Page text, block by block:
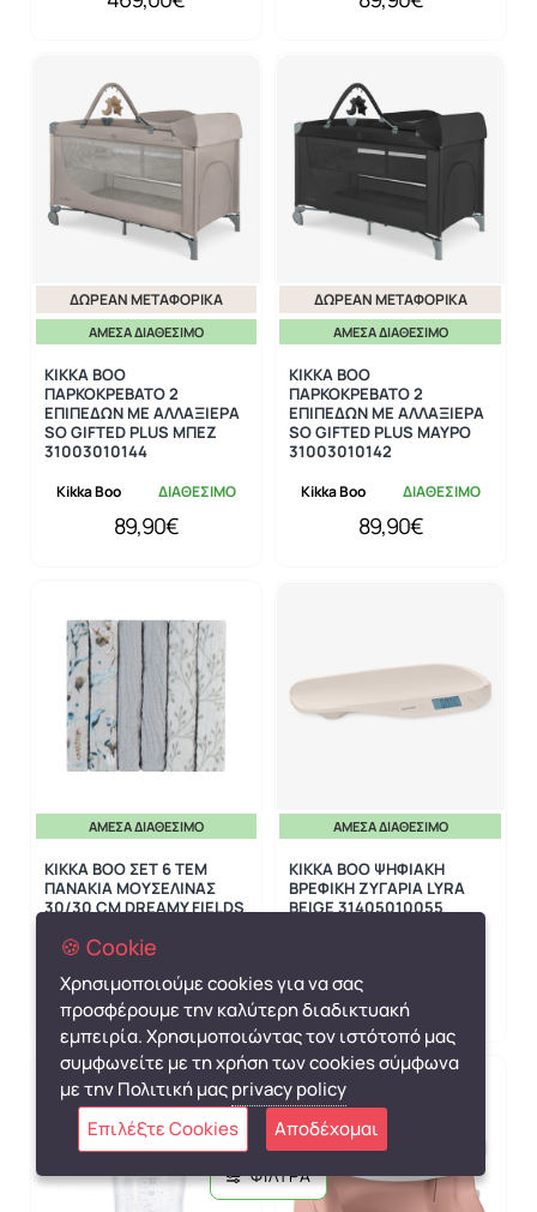
ΆΜΕΣΑ ΔΙΑΘΈΣΙΜΟ
ΔΩΡΕΆΝ ΜΕΤΑΦΟΡΙΚΆ
Kikka Boo ΔΙΑΘΕΣΙΜΟ
KIKKA BOO
ΠΑΡΚΟΚΡΕΒΑΤΟ 2
ΕΠΙΠΕΔΩΝ ΜΕ ΑΛΛΑΞΙΕΡΑ
SO GIFTED PLUS ΜΠΕΖ
31003010144
89,90€
ΆΜΕΣΑ ΔΙΑΘΈΣΙΜΟ
ΔΩΡΕΆΝ ΜΕΤΑΦΟΡΙΚΆ
Kikka Boo ΔΙΑΘΕΣΙΜΟ
KIKKA BOO
ΠΑΡΚΟΚΡΕΒΑΤΟ 2
ΕΠΙΠΕΔΩΝ ΜΕ ΑΛΛΑΞΙΕΡΑ
SO GIFTED PLUS ΜΑΥΡΟ
31003010142
89,90€
ΆΜΕΣΑ ΔΙΑΘΈΣΙΜΟ
KIKKA BOO ΣΕΤ 6 ΤΕΜ
ΠΑΝΑΚΙΑ ΜΟΥΣΕΛΙΝΑΣ
30/30 CM DREAMY FIELDS
8,90€
ΆΜΕΣΑ ΔΙΑΘΈΣΙΜΟ
KIKKA BOO ΨΗΦΙΑΚΗ
ΒΡΕΦΙΚΗ ΖΥΓΑΡΙΑ LYRA
BEIGE 31405010055
39,90€
ΦΙΛΤΡΑ
🍪 Cookie
Χρησιμοποιούμε cookies για να σας
προσφέρουμε την καλύτερη διαδικτυακή
εμπειρία. Χρησιμοποιώντας τον ιστότοπό μας
συμφωνείτε με τη χρήση των cookies σύμφωνα
με την Πολιτική μαςprivacy policy
Επιλέξτε Cookies
Αποδέχομαι